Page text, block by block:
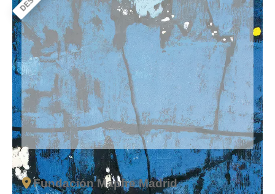
Fundación Mapfre Madrid